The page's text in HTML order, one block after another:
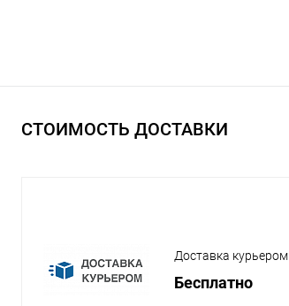
СТОИМОСТЬ ДОСТАВКИ
Доставка курьером
Бесплатно